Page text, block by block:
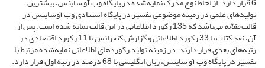
تولیدهای علمی در زمینة موضوعی تفسیر در پایگاه استنادی وب آوساینس در
قالبمقالهمی باشد که 135 رکورد اطلاعاتی در این قالب نمایه شده است. پس از
آن، نقد کتاب با 33 رکورد اطلاعاتی و گزارش کنفرانس با 11 رکورد اقتصادی در
رتبههای بعدی قرار دارند. در زمینه تولید رکوردهای اطلاعاتی نمایه‌شده مرتبط با
تفسیر در پایگاه وب آو ساینس، زبان انگلیسی با 68 درصد در رتبه اول قرار دارد.